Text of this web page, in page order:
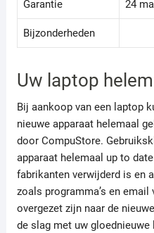
Garantie 24
Bijzonderheden
Uw laptop
Bij aankoop van een laptop
nieuwe apparaat helemaal
door CompuStore.
apparaat helemaal up to
fabrikanten verwijderd is en
zoals programma’s en email
overgezet zijn naar de
de slag met uw gloednieuwe